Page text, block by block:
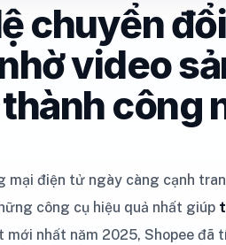
chuyển
video
công
mại điện tử ngày càng cạnh
công cụ hiệu quả nhất giúp
mới nhất năm 2025, Shopee đã